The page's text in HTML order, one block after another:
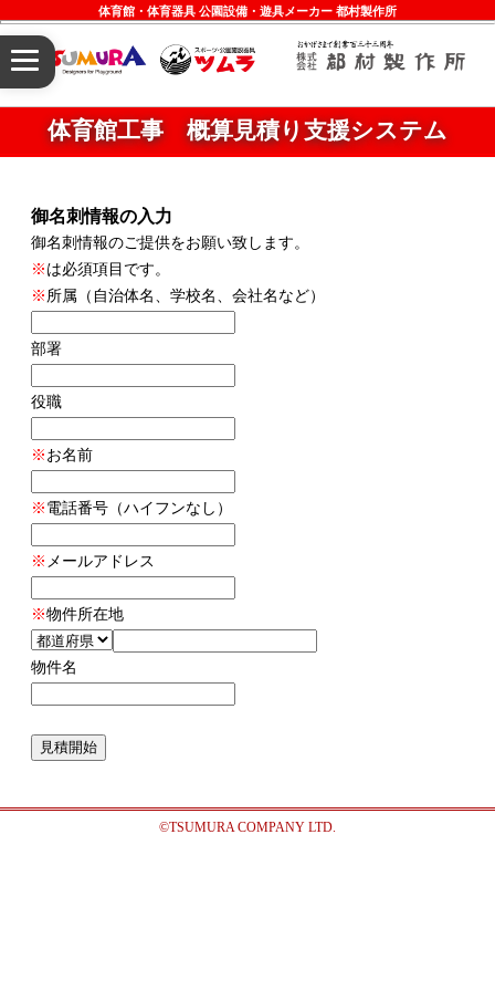
体育館・体育器具 公園設備・遊具メーカー 都村製作所
体育館工事 概算見積り支援システム
御名刺情報の入力
御名刺情報のご提供をお願い致します。
※ は必須項目です。
※ 所属（自治体名、学校名、会社名など）
部署
役職
※ お名前
※ 電話番号（ハイフンなし）
※ メールアドレス
※物件所在地
物件名
©️TSUMURA COMPANY LTD.